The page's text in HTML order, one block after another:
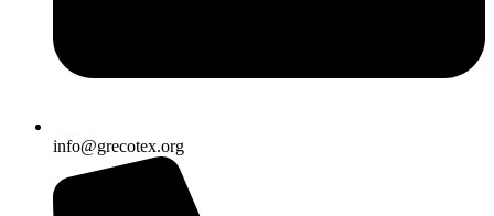
info@grecotex.org